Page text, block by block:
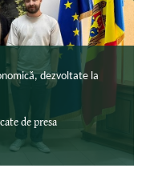
dezvoltate la
de presa